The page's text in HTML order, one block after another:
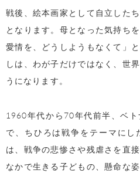
戦後、絵本画家として自立した
となります。母となった気持ち
愛情を、どうしようもなくて」
しは、わが子だけではなく、世
うになります。
1960年代から70年代前半、ベ
で、ちひろは戦争をテーマにし
は、戦争の悲惨さや残虐さを直
なかで生きる子どもの、懸命な